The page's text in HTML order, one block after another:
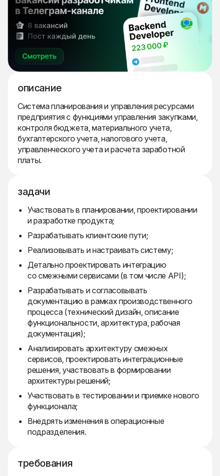
описание
Система планирования и управления ресурсами
предприятия с функциями управления закупками,
контроля бюджета, материального учета,
бухгалтерского учета, налогового учета,
управленческого учета и расчета заработной
платы.
задачи
Участвовать в планировании, проектировании
и разработке продукта;
Разрабатывать клиентские пути;
Реализовывать и настраивать систему;
Детально проектировать интеграцию
со смежными сервисами (в том числе API);
Разрабатывать и согласовывать
документацию в рамках производственного
процесса (технический дизайн, описание
функциональности, архитектура, рабочая
документация);
Анализировать архитектуру смежных
сервисов, проектировать интеграционные
решения, участвовать в формировании
архитектуры решений;
Участвовать в тестировании и приемке нового
функционала;
Внедрять изменения в операционные
подразделения.
требования